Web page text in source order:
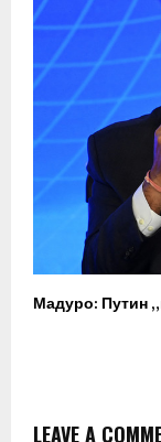
Мадуро: Путин
LEAVE A